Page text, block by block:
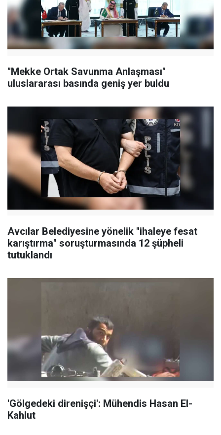
"Mekke Ortak Savunma Anlaşması"
uluslararası basında geniş yer buldu
Avcılar Belediyesine yönelik "ihaleye fesat
karıştırma" soruşturmasında 12 şüpheli
tutuklandı
'Gölgedeki direnişçi': Mühendis Hasan El-
Kahlut